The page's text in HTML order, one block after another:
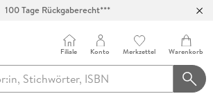
100 Tage Rückgaberecht***
Filiale Konto Merkzettel Warenkorb